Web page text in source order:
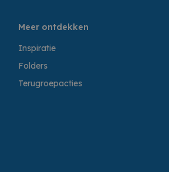
Meer ontdekken
Inspiratie
Folders
Terugroepacties